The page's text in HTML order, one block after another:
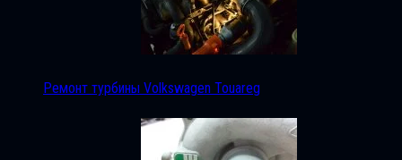
Ремонт турбины Volkswagen Touareg